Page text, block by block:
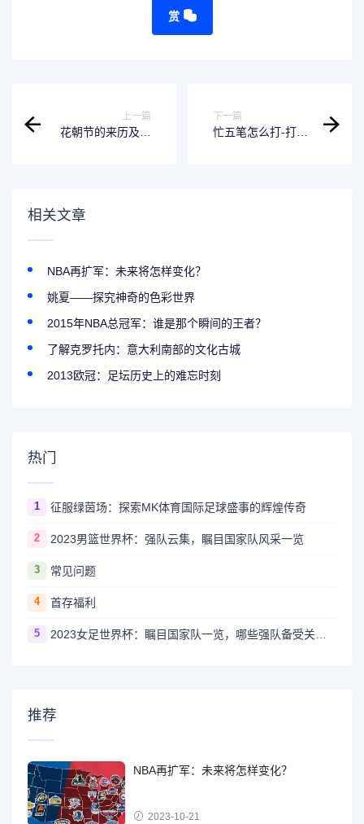
赏
上一篇
花朝节的来历及意
下一篇
忙五笔怎么打-打字
相关文章
NBA再扩军：未来将怎样变化？
姚夏——探究神奇的色彩世界
2015年NBA总冠军：谁是那个瞬间的王者？
了解克罗托内：意大利南部的文化古城
2013欧冠：足坛历史上的难忘时刻
热门
1 征服绿茵场：探索MK体育国际足球盛事的辉煌传奇
2 2023男篮世界杯：强队云集，瞩目国家队风采一览
3 常见问题
4 首存福利
5
推荐
NBA再扩军：未来将怎样变化？
2023-10-21